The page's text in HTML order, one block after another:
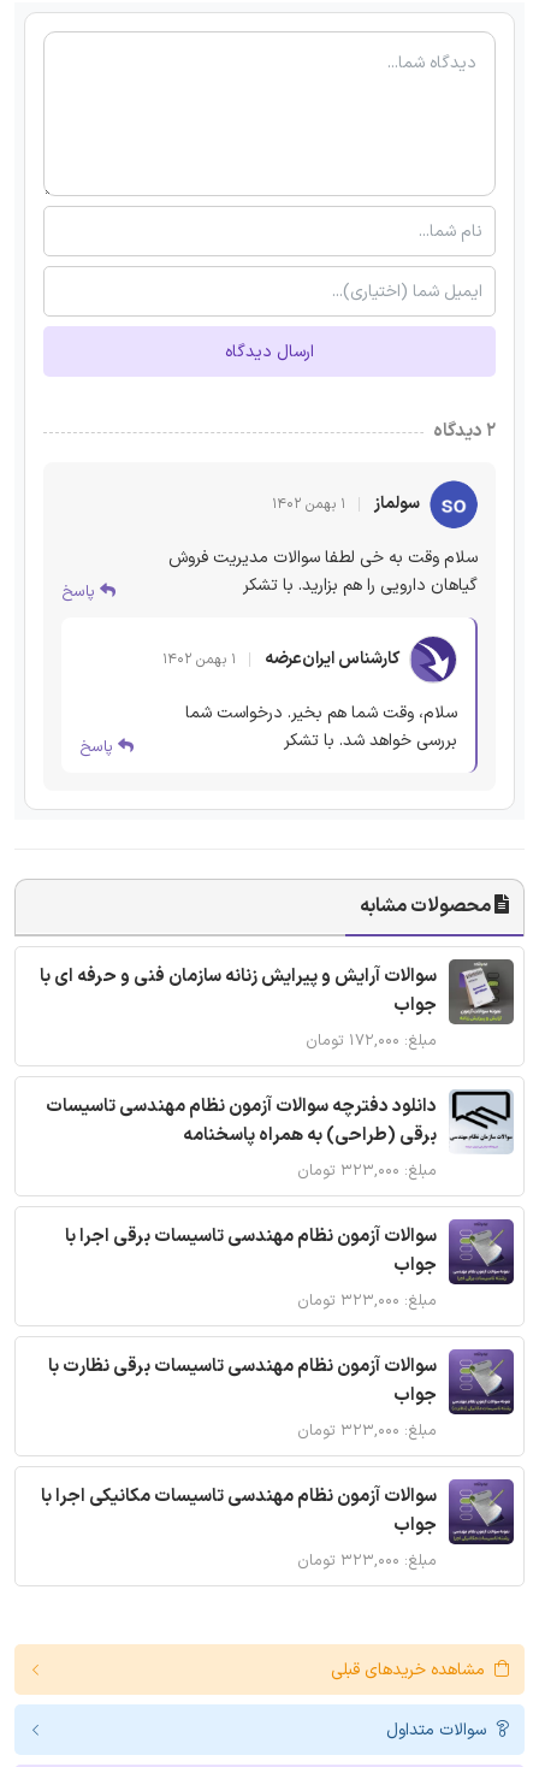
ارسال دیدگاه
۲ دیدگاه
سولماز ۱ بهمن ۱۴۰۲
سلام وقت به خی لطفا سوالات مدیریت فروش
گیاهان دارویی را هم بزارید. با تشکر
پاسخ
کارشناس ایران‌عرضه ۱ بهمن ۱۴۰۲
سلام، وقت شما هم بخیر. درخواست شما
بررسی خواهد شد. با تشکر
پاسخ
محصولات مشابه
سوالات آرایش و پیرایش زنانه سازمان فنی و حرفه ای با
جواب
مبلغ: ۱۷۲,۰۰۰ تومان
دانلود دفترچه سوالات آزمون نظام مهندسی تاسیسات
برقی (طراحی) به همراه پاسخنامه
مبلغ: ۳۲۳,۰۰۰ تومان
سوالات آزمون نظام مهندسی تاسیسات برقی اجرا با
جواب
مبلغ: ۳۲۳,۰۰۰ تومان
سوالات آزمون نظام مهندسی تاسیسات برقی نظارت با
جواب
مبلغ: ۳۲۳,۰۰۰ تومان
سوالات آزمون نظام مهندسی تاسیسات مکانیکی اجرا با
جواب
مبلغ: ۳۲۳,۰۰۰ تومان
مشاهده خریدهای قبلی
سوالات متداول